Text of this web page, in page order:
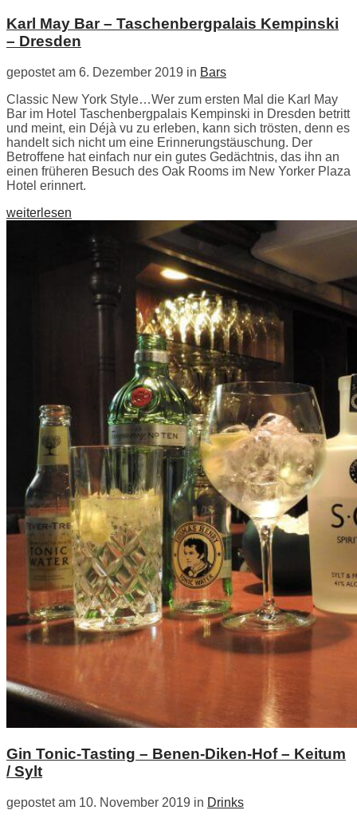
Karl May Bar – Taschenbergpalais Kempinski
– Dresden
gepostet am 6. Dezember 2019 in Bars
Classic New York Style…Wer zum ersten Mal die Karl May
Bar im Hotel Taschenbergpalais Kempinski in Dresden betritt
und meint, ein Déjà vu zu erleben, kann sich trösten, denn es
handelt sich nicht um eine Erinnerungstäuschung. Der
Betroffene hat einfach nur ein gutes Gedächtnis, das ihn an
einen früheren Besuch des Oak Rooms im New Yorker Plaza
Hotel erinnert.
weiterlesen
Gin Tonic-Tasting – Benen-Diken-Hof – Keitum
/ Sylt
gepostet am 10. November 2019 in Drinks